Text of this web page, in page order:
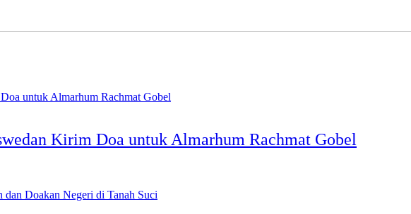
Kirim Doa untuk Almarhum Rachmat Gobel